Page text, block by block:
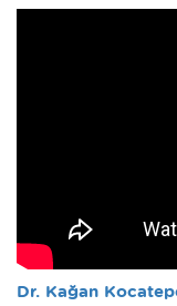
Dr. Kağan